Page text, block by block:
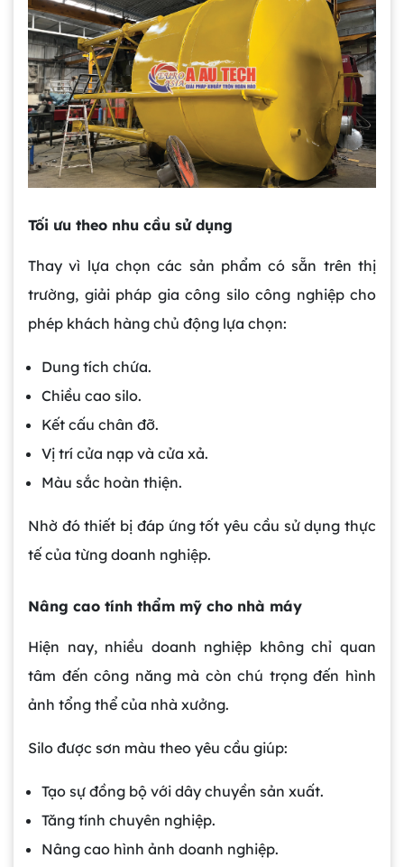
Tối ưu theo nhu cầu sử dụng
Thay vì lựa chọn các sản phẩm có sẵn trên thị
trường, giải pháp gia công silo công nghiệp cho
phép khách hàng chủ động lựa chọn:
Dung tích chứa.
Chiều cao silo.
Kết cấu chân đỡ.
Vị trí cửa nạp và cửa xả.
Màu sắc hoàn thiện.
Nhờ đó thiết bị đáp ứng tốt yêu cầu sử dụng thực
tế của từng doanh nghiệp.
Nâng cao tính thẩm mỹ cho nhà máy
Hiện nay, nhiều doanh nghiệp không chỉ quan
tâm đến công năng mà còn chú trọng đến hình
ảnh tổng thể của nhà xưởng.
Silo được sơn màu theo yêu cầu giúp:
Tạo sự đồng bộ với dây chuyền sản xuất.
Tăng tính chuyên nghiệp.
Nâng cao hình ảnh doanh nghiệp.